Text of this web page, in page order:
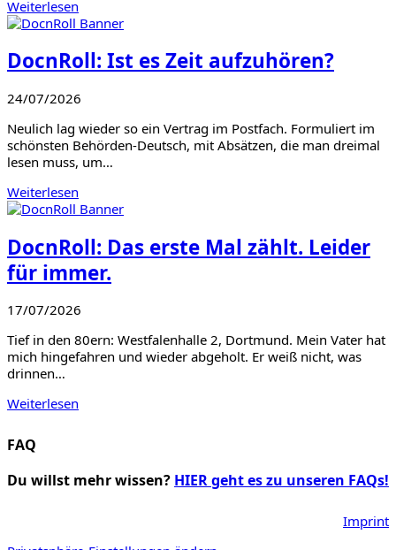
Weiterlesen
DocnRoll: Ist es Zeit aufzuhören?
24/07/2026
Neulich lag wieder so ein Vertrag im Postfach. Formuliert im
schönsten Behörden-Deutsch, mit Absätzen, die man dreimal
lesen muss, um…
Weiterlesen
DocnRoll: Das erste Mal zählt. Leider
für immer.
17/07/2026
Tief in den 80ern: Westfalenhalle 2, Dortmund. Mein Vater hat
mich hingefahren und wieder abgeholt. Er weiß nicht, was
drinnen…
Weiterlesen
FAQ
Du willst mehr wissen? HIER geht es zu unseren FAQs!
Imprint